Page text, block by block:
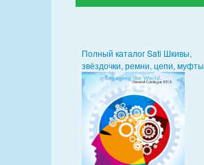
Полный каталог Sati Шкивы,
звёздочки, ремни, цепи, муфты